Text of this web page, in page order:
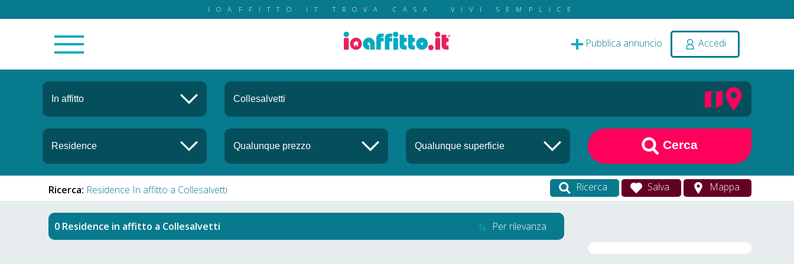
IOAFFITTO.IT TROVA CASA. VIVI SEMPLICE.
Pubblica annuncio Accedi
Cerca
Ricerca: Residence In affitto a Collesalvetti Ricerca Salva Mappa
Residence in affitto a Collesalvetti Per rilevanza